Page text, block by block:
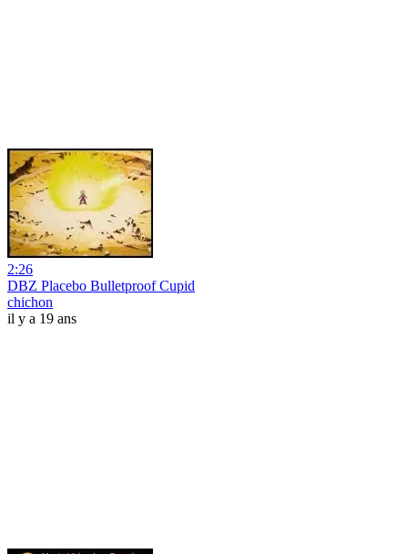
2:26
DBZ Placebo Bulletproof Cupid
chichon
il y a 19 ans